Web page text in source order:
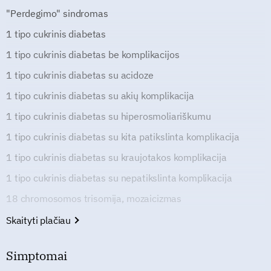
"Perdegimo" sindromas
1 tipo cukrinis diabetas
1 tipo cukrinis diabetas be komplikacijos
1 tipo cukrinis diabetas su acidoze
1 tipo cukrinis diabetas su akių komplikacija
1 tipo cukrinis diabetas su hiperosmoliariškumu
1 tipo cukrinis diabetas su kita patikslinta komplikacija
1 tipo cukrinis diabetas su kraujotakos komplikacija
1 tipo cukrinis diabetas su nepatikslinta komplikacija
18 chromosomos trisomija, mozaicizmas
Skaityti plačiau
Simptomai